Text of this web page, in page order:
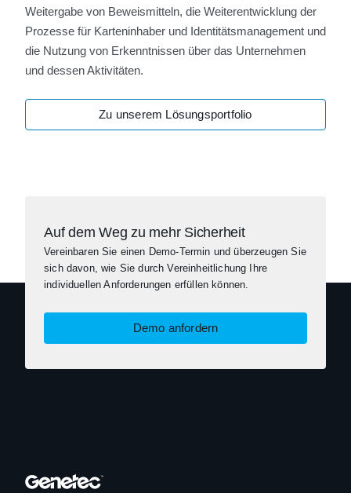
Weitergabe von Beweismitteln, die Weiterentwicklung der
Prozesse für Karteninhaber und Identitätsmanagement und
die Nutzung von Erkenntnissen über das Unternehmen
und dessen Aktivitäten.
Zu unserem Lösungsportfolio
Auf dem Weg zu mehr Sicherheit
Vereinbaren Sie einen Demo-Termin und überzeugen Sie
sich davon, wie Sie durch Vereinheitlichung Ihre
individuellen Anforderungen erfüllen können.
Demo anfordern